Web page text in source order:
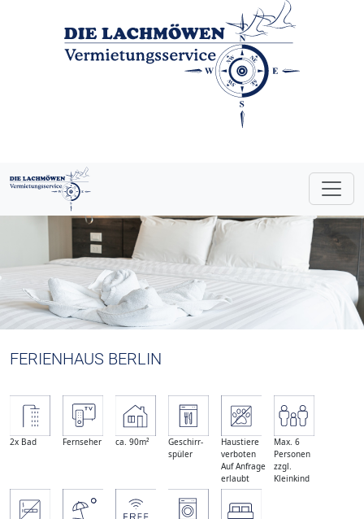
FERIENHAUS BERLIN
2x Bad Fernseher ca. 90m²
Geschirr-
spüler
Haustiere
verboten
Auf Anfrage
erlaubt
Max. 6
Personen
zzgl.
Kleinkind